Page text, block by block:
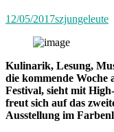
12/05/2017szjungeleute
Kulinarik, Lesung,
die kommende Woche
Festival, sieht mit
freut sich auf das
Ausstellung im